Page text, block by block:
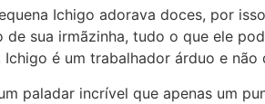
Ichigo adorava doces, por
de sua irmãzinha, tudo o que ele
Ichigo é um trabalhador árduo e não
paladar incrível que apenas um